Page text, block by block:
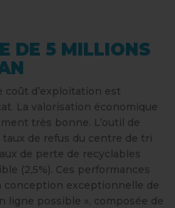
DE 5 MILLIONS
coût d’exploitation est
La valorisation économique
très bonne. L’outil de
de refus du centre de tri
de perte de recyclables
(2,5%). Ces performances
conception exceptionnelle de
ligne possible », composée de